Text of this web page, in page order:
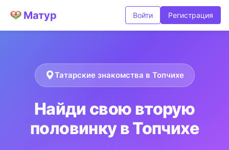
Матур Войти Регистрация
Татарские знакомства в Топчихе
Найди свою вторую
половинку в Топчихе